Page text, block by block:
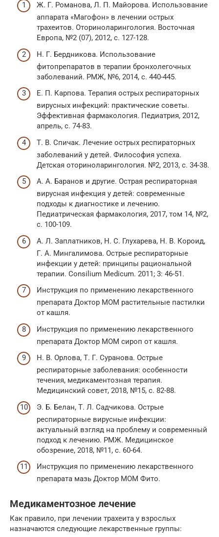
Ж. Г. Романова, Л. П. Майорова. Использование
аппарата «Магофон» в лечении острых
трахеитов. Оториноларингология. Восточная
Европа, №2 (07), 2012, с. 127-128.
Н. Г. Бердникова. Использование
фитопрепаратов в терапии бронхолегочных
заболеваний. РМЖ, №6, 2014, с. 440-445.
Е. П. Карпова. Терапия острых респираторных
вирусных инфекций: практические советы.
Эффективная фармакология. Педиатрия, 2012,
апрель, с. 74-83.
Т. В. Спичак. Лечение острых респираторных
заболеваний у детей. Философия успеха.
Детская оториноларингология. №2, 2013, с. 34-38.
А. А. Баранов и другие. Острая респираторная
вирусная инфекция у детей: современные
подходы к диагностике и лечению.
Педиатрическая фармакология, 2017, том 14, №2,
с. 100-109.
А. Л. Заплатников, Н. С. Глухарева, Н. В. Короид,
Г. А. Мингалимова. Острые респираторные
инфекции у детей: принципы рациональной
терапии. Consilium Medicum. 2011; 3: 46-51.
Инструкция по применению лекарственного
препарата Доктор МОМ растительные пастилки
от кашля.
Инструкция по применению лекарственного
препарата Доктор МОМ сироп от кашля.
Н. В. Орлова, Т. Г. Суранова. Острые
респираторные заболевания: особенности
течения, медикаментозная терапия.
Медицинский совет, 2018, №15, с. 82-88.
Э. Б. Белан, Т. Л. Садчикова. Острые
респираторные вирусные инфекции:
актуальный взгляд на проблему и современный
подход к лечению. РМЖ. Медицинское
обозрение, 2018, №11, с. 60-64.
Инструкция по применению лекарственного
препарата мазь Доктор МОМ Фито.
Медикаментозное лечение
Как правило, при лечении трахеита у взрослых
назначаются следующие лекарственные группы: